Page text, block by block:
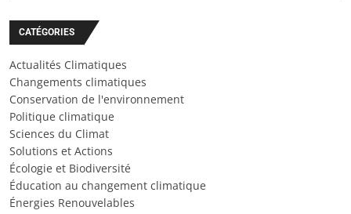
CATÉGORIES
Actualités Climatiques
Changements climatiques
Conservation de l'environnement
Politique climatique
Sciences du Climat
Solutions et Actions
Écologie et Biodiversité
Éducation au changement climatique
Énergies Renouvelables